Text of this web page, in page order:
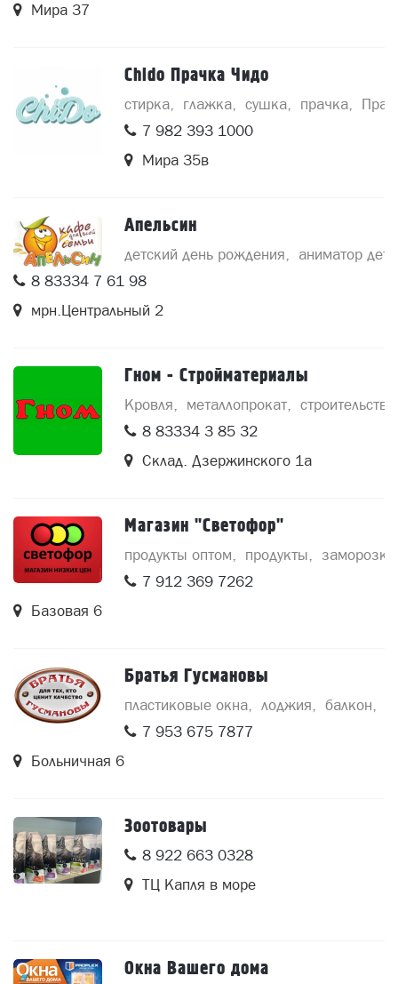
Мира 37
Chido Прачка Чидо
стирка глажка сушка прачка
7 982 393 1000
Мира 35в
Апельсин
детский день рождения
аниматор
8 83334 7 61 98
мрн.Центральный 2
Гном - Стройматериалы
Кровля металлопрокат
строительство
8 83334 3 85 32
Склад. Дзержинского 1а
Магазин "Светофор"
продукты оптом продукты
заморозка
7 912 369 7262
Базовая 6
Братья Гусмановы
пластиковые окна лоджия балкон
7 953 675 7877
Больничная 6
Зоотовары
8 922 663 0328
ТЦ Капля в море
Окна Вашего дома